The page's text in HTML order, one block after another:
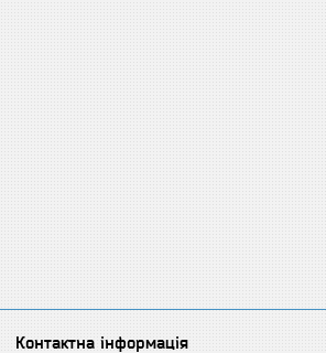
Контактна інформація